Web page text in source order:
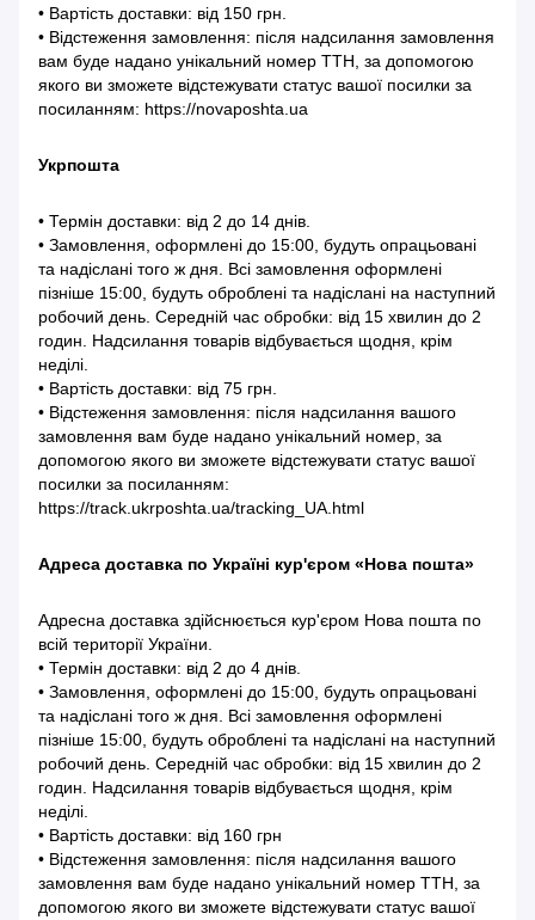
• Вартість доставки: від 150 грн.
• Відстеження замовлення: після надсилання замовлення
вам буде надано унікальний номер ТТН, за допомогою
якого ви зможете відстежувати статус вашої посилки за
посиланням: https://novaposhta.ua
Укрпошта
• Термін доставки: від 2 до 14 днів.
• Замовлення, оформлені до 15:00, будуть опрацьовані
та надіслані того ж дня. Всі замовлення оформлені
пізніше 15:00, будуть оброблені та надіслані на наступний
робочий день. Середній час обробки: від 15 хвилин до 2
годин. Надсилання товарів відбувається щодня, крім
неділі.
• Вартість доставки: від 75 грн.
• Відстеження замовлення: після надсилання вашого
замовлення вам буде надано унікальний номер, за
допомогою якого ви зможете відстежувати статус вашої
посилки за посиланням:
https://track.ukrposhta.ua/tracking_UA.html
Адреса доставка по Україні кур'єром «Нова пошта»
Адресна доставка здійснюється кур'єром Нова пошта по
всій території України.
• Термін доставки: від 2 до 4 днів.
• Замовлення, оформлені до 15:00, будуть опрацьовані
та надіслані того ж дня. Всі замовлення оформлені
пізніше 15:00, будуть оброблені та надіслані на наступний
робочий день. Середній час обробки: від 15 хвилин до 2
годин. Надсилання товарів відбувається щодня, крім
неділі.
• Вартість доставки: від 160 грн
• Відстеження замовлення: після надсилання вашого
замовлення вам буде надано унікальний номер ТТН, за
допомогою якого ви зможете відстежувати статус вашої